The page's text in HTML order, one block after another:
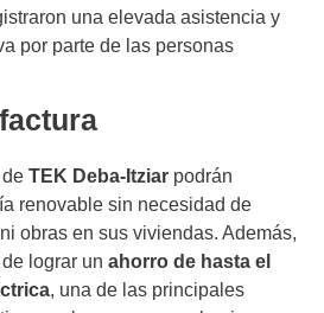
una elevada asistencia y
por parte de las personas
TEK Deba-Itziar podrán
renovable sin necesidad de
obras en sus viviendas. Además,
lograr un ahorro de hasta el
, una de las principales